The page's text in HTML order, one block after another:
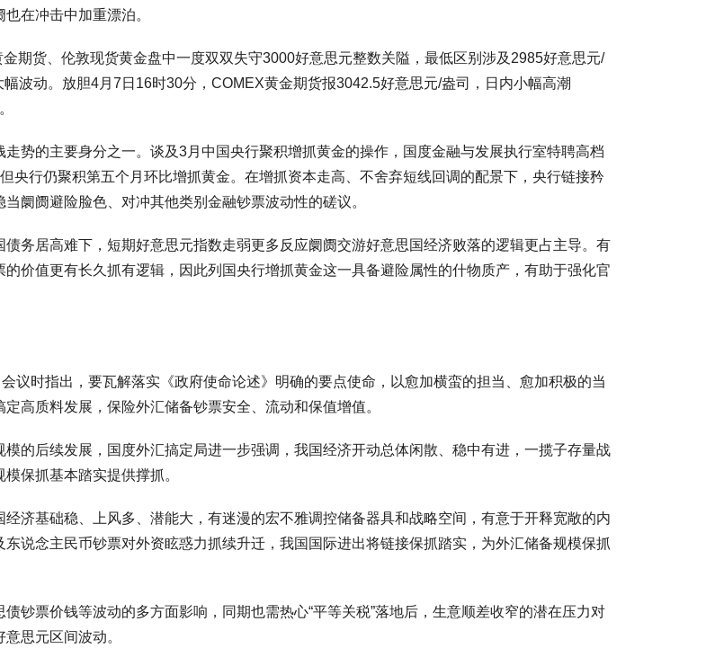
在冲击中加重漂泊。
货、伦敦现货黄金盘中一度双双失守3000好意思元整数关隘，最低区别涉及2985好意思元/
波动。放胆4月7日16时30分，COMEX黄金期货报3042.5好意思元/盎司，日内小幅高潮
的主要身分之一。谈及3月中国央行聚积增抓黄金的操作，国度金融与发展执行室特聘高档
央行仍聚积第五个月环比增抓黄金。在增抓资本走高、不舍弃短线回调的配景下，央行链接矜
阛阓避险脸色、对冲其他类别金融钞票波动性的磋议。
居高难下，短期好意思元指数走弱更多反应阛阓交游好意思国经济败落的逻辑更占主导。有
价值更有长久抓有逻辑，因此列国央行增抓黄金这一具备避险属性的什物质产，有助于强化官
时指出，要瓦解落实《政府使命论述》明确的要点使命，以愈加横蛮的担当、愈加积极的当
高质料发展，保险外汇储备钞票安全、流动和保值增值。
后续发展，国度外汇搞定局进一步强调，我国经济开动总体闲散、稳中有进，一揽子存量战
保抓基本踏实提供撑抓。
基础稳、上风多、潜能大，有迷漫的宏不雅调控储备器具和战略空间，有意于开释宽敞的内
说念主民币钞票对外资眩惑力抓续升迁，我国国际进出将链接保抓踏实，为外汇储备规模保抓
票价钱等波动的多方面影响，同期也需热心“平等关税”落地后，生意顺差收窄的潜在压力对
思元区间波动。